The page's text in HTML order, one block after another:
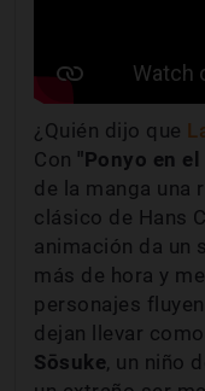
¿Quién dijo que
Con "Ponyo en
de la manga una
clásico de Hans
animación da un
más de hora y
personajes
dejan llevar
Sōsuke, un niño